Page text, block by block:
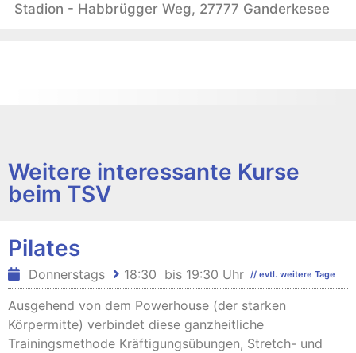
Stadion - Habbrügger Weg, 27777 Ganderkesee
Weitere interessante Kurse
beim TSV
Pilates
Donnerstags 18:30 bis 19:30 Uhr // evtl. weitere Tage
Ausgehend von dem Powerhouse (der starken
Körpermitte) verbindet diese ganzheitliche
Trainingsmethode Kräftigungsübungen, Stretch- und